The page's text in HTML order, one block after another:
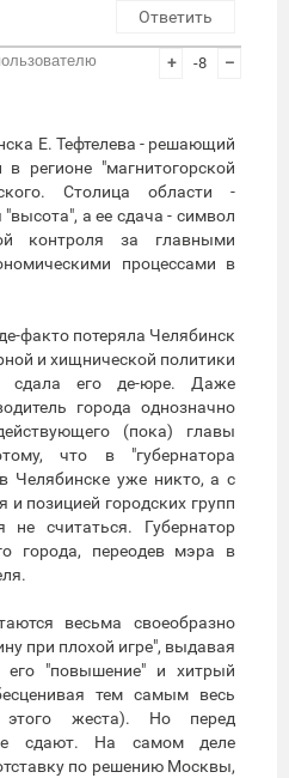
Ответить
+ -8 –
Е. Тефтелева - решающий
регионе "магнитогорской
Столица области -
а ее сдача - символ
контроля за главными
процессами в
факто потеряла Челябинск
и хищнической политики
сдала его де-юре. Даже
города однозначно
(пока) главы
что в "губернатора
Челябинске уже никто, а с
и позицией городских групп
не считаться. Губернатор
города, переодев мэра в
весьма своеобразно
при плохой игре", выдавая
его "повышение" и хитрый
тем самым весь
этого жеста). Но перед
сдают. На самом деле
по решению Москвы,